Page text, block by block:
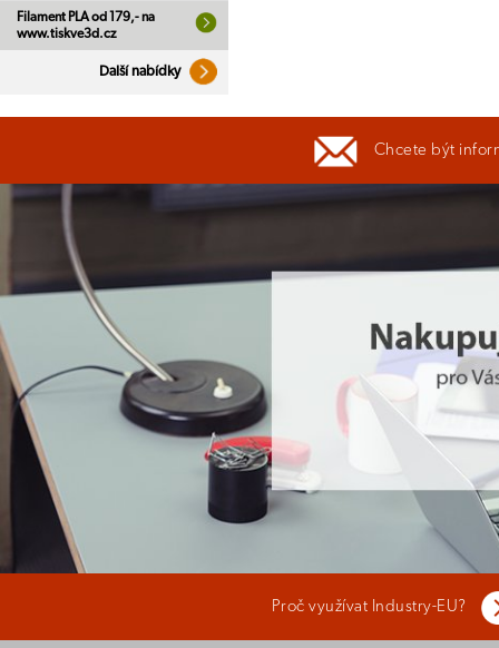
Filament PLA od 179,- na
www.tiskve3d.cz
Další nabídky
Chcete být
Proč využívat Industry-EU?